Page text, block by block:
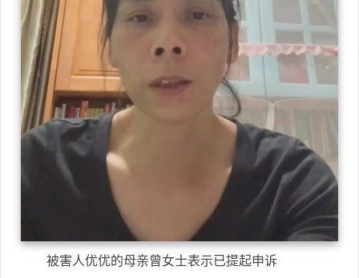
被害人优优的母亲曾女士表示已提起申诉